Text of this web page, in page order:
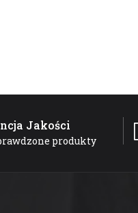
Jakości
produkty